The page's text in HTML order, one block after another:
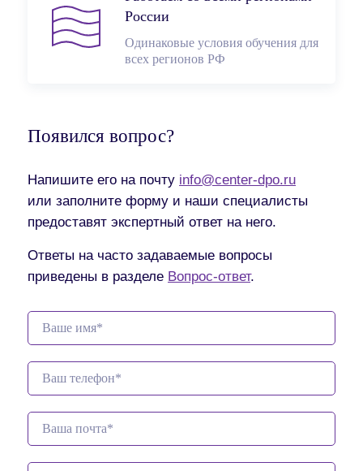
России
Одинаковые условия обучения для
всех регионов РФ
Появился вопрос?
Напишите его на почту info@center-dpo.ru
или заполните форму и наши специалисты
предоставят экспертный ответ на него.
Ответы на часто задаваемые вопросы
приведены в разделе Вопрос-ответ.